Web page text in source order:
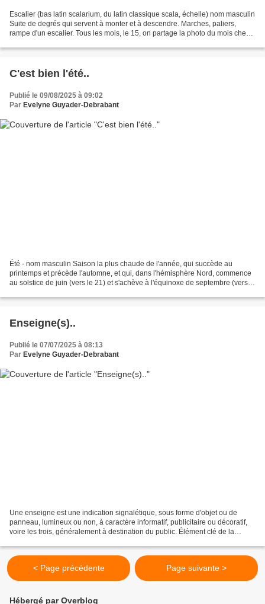
Escalier (bas latin scalarium, du latin classique scala, échelle) nom masculin
Suite de degrés qui servent à monter et à descendre. Marches, paliers,
rampe d'un escalier. Tous les mois, le 15, on partage la photo du mois chez
C'est bien l'été..
Publié le 09/08/2025 à 09:02
Par Evelyne Guyader-Debrabant
Été - nom masculin Saison la plus chaude de l'année, qui succède au
printemps et précède l'automne, et qui, dans l'hémisphère Nord, commence
au solstice de juin (vers le 21) et s'achève à l'équinoxe de septembre (vers le
Enseigne(s)..
Publié le 07/07/2025 à 08:13
Par Evelyne Guyader-Debrabant
Une enseigne est une indication signalétique, sous forme d'objet ou de
panneau, lumineux ou non, à caractère informatif, publicitaire ou décoratif,
voire les trois, généralement à destination du public. Élément clé de la
< Page précédente Page suivante >
Hébergé par Overblog